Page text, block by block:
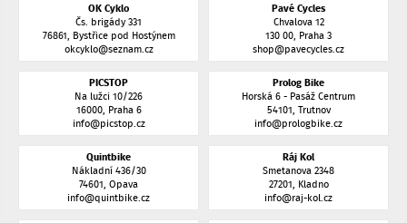
OK Cyklo
Čs. brigády 331
76861, Bystřice pod Hostýnem
okcyklo@seznam.cz
Pavé Cycles
Chvalova 12
130 00, Praha 3
shop@pavecycles.cz
PICSTOP
Na lužci 10/226
16000, Praha 6
info@picstop.cz
Prolog Bike
Horská 6 - Pasáž Centrum
54101, Trutnov
info@prologbike.cz
Quintbike
Nákladní 436/30
74601, Opava
info@quintbike.cz
Ráj Kol
Smetanova 2348
27201, Kladno
info@raj-kol.cz